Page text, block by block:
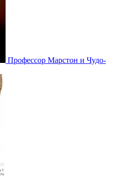
Профессор Марстон и Чудо-